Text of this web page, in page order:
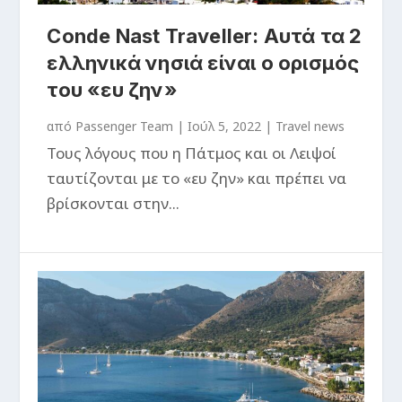
Conde Nast Traveller: Αυτά τα 2
ελληνικά νησιά είναι ο ορισμός
του «ευ ζην»
από Passenger Team |Ιούλ 5, 2022 | Travel news
Τους λόγους που η Πάτμος και οι Λειψοί
ταυτίζονται με το «ευ ζην» και πρέπει να
βρίσκονται στην...